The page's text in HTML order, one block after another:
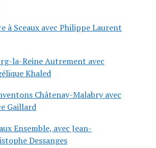
à Sceaux avec Philippe Laurent
la-Reine Autrement avec
Khaled
Châtenay-Malabry avec
Gaillard
Ensemble, avec Jean-
Dessanges